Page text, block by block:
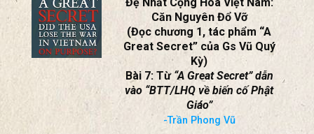
Căn Nguyên Đổ Vỡ
(Đọc chương 1, tác phẩm “A
Great Secret” của Gs Vũ Quý
Kỳ)
Bài 7: Từ “A Great Secret” dẫn
vào “BTT/LHQ về biến cố Phật
Giáo”
-Trần Phong Vũ